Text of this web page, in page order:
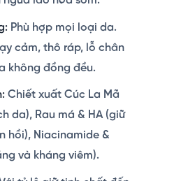
Phù hợp mọi loại da.
cảm, thô ráp, lỗ chân
không đồng đều.
Chiết xuất Cúc La Mã
da), Rau má & HA (giữ
hồi), Niacinamide &
và kháng viêm).